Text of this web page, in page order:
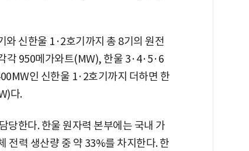
신한울 1·2호기까지 총 8기의 원전
각 950메가와트(MW), 한울 3·4·5·6
인 신한울 1·2호기까지 더하면 한
다.
당한다. 한울 원자력 본부에는 국내 가
전력 생산량 중 약 33%를 차지한다. 한